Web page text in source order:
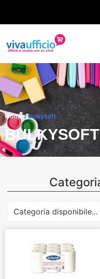
Home/ Bulkysoft
BULKYSOFT
Categoria disponibile...